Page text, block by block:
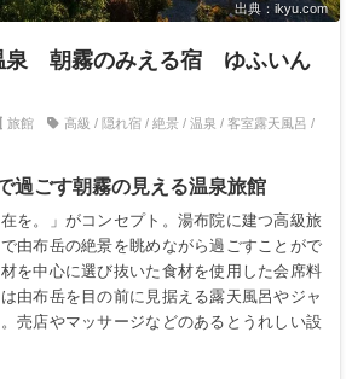
出典：ikyu.com
泉 朝霧のみえる宿 ゆふいん
旅館 高級 / 隠れ宿 / 絶景 / 温泉 / 客室露天風呂 /
過ごす朝霧の見える温泉旅館
在を。」がコンセプト。湯布院に建つ高級旅
由布岳の絶景を眺めながら過ごすことがで
を中心に選び抜いた食材を使用した会席料
由布岳を目の前に見据える露天風呂やジャ
売店やマッサージなどのあるとうれしい設